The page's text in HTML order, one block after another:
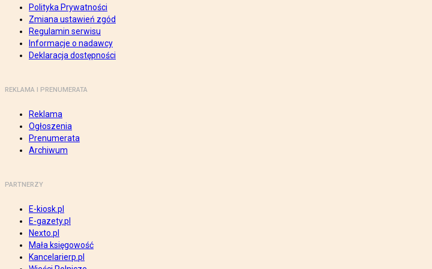
Polityka Prywatności
Zmiana ustawień zgód
Regulamin serwisu
Informacje o nadawcy
Deklaracja dostępności
REKLAMA I PRENUMERATA
Reklama
Ogłoszenia
Prenumerata
Archiwum
PARTNERZY
E-kiosk.pl
E-gazety.pl
Nexto.pl
Mała księgowość
Kancelarierp.pl